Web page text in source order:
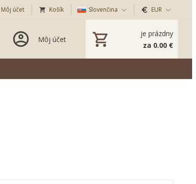
Môj účet Košík Slovenčina EUR
Môj účet
je prázdny
za 0.00 €